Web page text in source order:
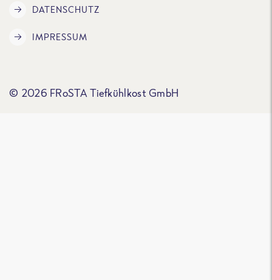
DATENSCHUTZ
IMPRESSUM
© 2026 FRoSTA Tiefkühlkost GmbH